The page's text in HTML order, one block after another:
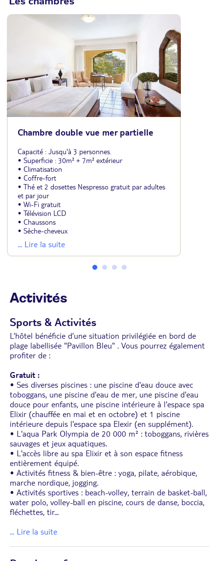
Chambre double vue mer partielle
Capacité : Jusqu'à 3 personnes.
• Superficie : 30m² + 7m² extérieur
• Climatisation
• Coffre-fort
• Thé et 2 dosettes Nespresso gratuit par adultes
et par jour
• Wi-Fi gratuit
• Télévision LCD
• Chaussons
• Sèche-cheveux
• Serviettes de plages
• Vue mer partielle
• Lit queen size et un canapé-lit
... Lire la suite
Activités
Sports & Activités
L’hôtel bénéficie d’une situation privilégiée en bord de
plage labellisée "Pavillon Bleu" . Vous pourrez également
profiter de :
Gratuit :
• Ses diverses piscines : une piscine d'eau douce avec
toboggans, une piscine d'eau de mer, une piscine d'eau
douce pour enfants, une piscine intérieure à l'espace spa
Elixir (chauffée en mai et en octobre) et 1 piscine
intérieure depuis l'espace spa Elexir (en supplément).
• L'aqua Park Olympia de 20 000 m² : toboggans, rivières
sauvages et jeux aquatiques.
• L'accès libre au spa Elixir et à son espace fitness
entièrement équipé.
• Activités fitness & bien-être : yoga, pilate, aérobique,
marche nordique, jogging.
• Activités sportives : beach-volley, terrain de basket-ball,
water polo, volley-ball en piscine, cours de danse, boccia,
fléchettes, tir...
... Lire la suite